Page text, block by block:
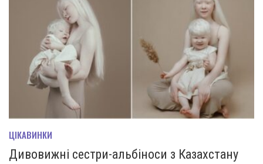
ЦІКАВИНКИ
Дивовижні сестри-альбіноси з Казахстану